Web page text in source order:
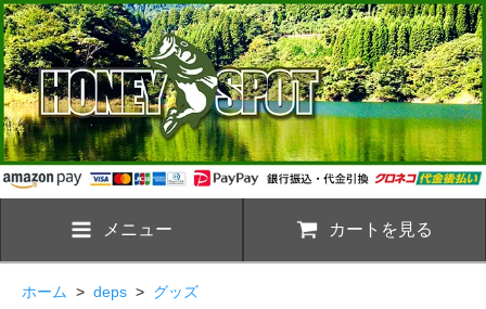
メニュー カートを見る
ホーム > deps > グッズ